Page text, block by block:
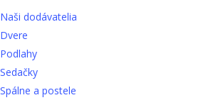
Naši dodávatelia
Dvere
Podlahy
Sedačky
Spálne a postele